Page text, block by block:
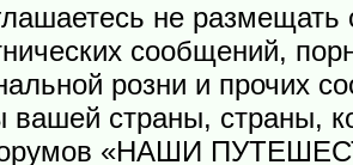
не
сообщений,
розни и прочих
вашей страны, страны,
«НАШИ